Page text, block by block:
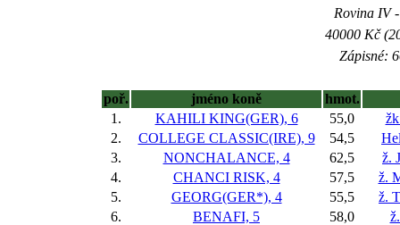
Rovina IV
40000 Kč
Zápisné:
poř. jméno koně
hmot.
1.
KAHILI KING(GER), 6 55,0
2.
COLLEGE CLASSIC(IRE), 9 54,5
3.
NONCHALANCE, 4 62,5
ž.
4.
CHANCI RISK, 4 57,5
ž.
5.
GEORG(GER*), 4 55,5
ž.
6.
BENAFI, 5 58,0